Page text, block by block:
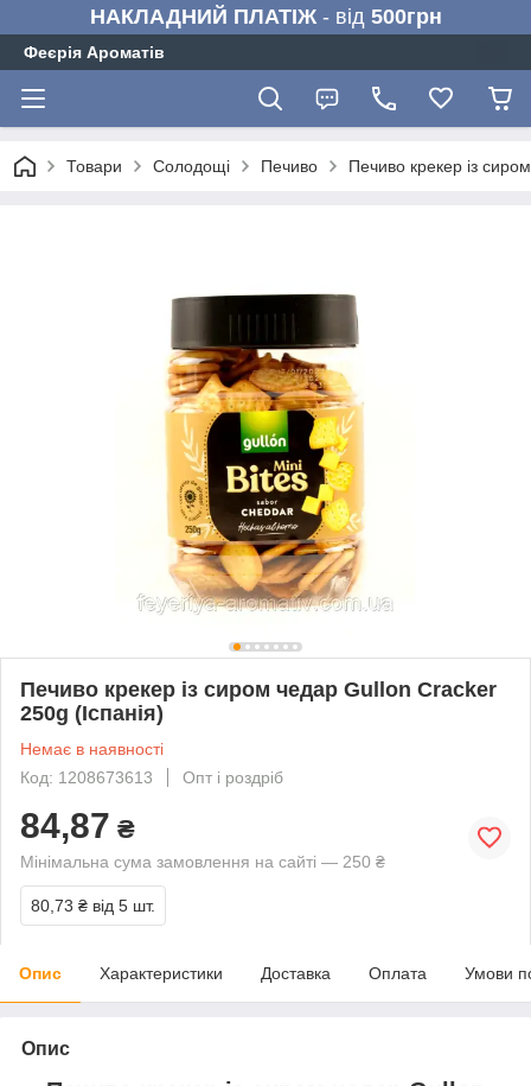
НАКЛАДНИЙ ПЛАТІЖ- від 500грн
Феєрія Ароматів
Товари Солодощі Печиво Печиво крекер із
Печиво крекер із сиром чедар Gullon Cracker
250g (Іспанія)
Немає в наявності
Код: 1208673613
Опт і роздріб
84,87 ₴
Мінімальна сума замовлення на сайті — 250 ₴
80,73 ₴ від 5 шт.
Опис Характеристики Доставка Оплата Умови
Опис